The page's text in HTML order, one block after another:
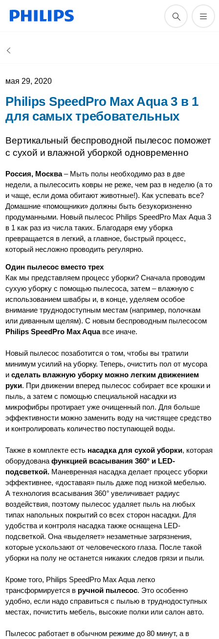
мая 29, 2020
Philips SpeedPro Max Aqua 3 в 1
для самых требовательных
Вертикальный беспроводной пылесос поможет
с сухой и влажной уборкой одновременно
Россия, Москва– Мыть полы необходимо раз в две
недели, а пылесосить ковры не реже, чем раз в неделю (а то
и чаще, если дома обитают животные!). Как успевать все?
Домашние «помощники» должны быть безукоризненно
продуманными. Новый пылесос Philips SpeedPro Max Aqua 3
в 1 как раз из числа таких. Благодаря ему уборка
превращается в легкий, а главное, быстрый процесс,
который несложно проводить регулярно.
Один пылесос вместо трех
Как мы представляем процесс уборки? Сначала проводим
сухую уборку с помощью пылесоса, затем – влажную с
использованием швабры и, в конце, уделяем особое
внимание труднодоступным местам (например, полочкам
или диванным щелям). С новым беспроводным пылесосом
Philips SpeedPro Max Aquaвсе иначе.
Новый пылесос позаботится о том, чтобы вы тратили
минимум усилий на уборку. Теперь, очистить пол от мусора
исделать влажную уборку можно легким движением
руки. При движении вперед пылесос собирает все крошки и
пыль, а затем с помощью специальной насадки из
микрофибры протирает уже очищенный пол. Для больше
эффективности можно заменить воду на чистящее средство
и контролировать количество поступающей воды.
Также в комплекте есть насадка для сухой уборки, которая
оборудованафункцией всасывания 360° и LED-
подсветкой. Маневренная насадка делает процесс уборки
эффективнее, «доставая» пыль даже под низкой мебелью.
А технология всасывания 360° увеличивает радиус
воздействия, поэтому пылесос удаляет пыль на любых
типах напольных покрытий со всех сторон насадки. Для
удобства и контроля насадка также оснащена LED-
подсветкой. Она «выделяет» незаметные загрязнения,
которые ускользают от человеческого глаза. После такой
уборки на полу не останется никаких следов грязи и пыли.
Кроме того, Philips SpeedPro Max Aqua легко
трансформируется в ручной пылесос. Это особенно
удобно, если надо справиться с пылью в труднодоступных
местах, почистить мебель, высокие полки или салон авто.
Пылесос работает в обычном режиме до 80 минут, а в